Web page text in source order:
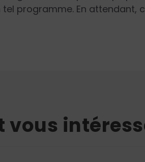
programme. En attendant,
vous